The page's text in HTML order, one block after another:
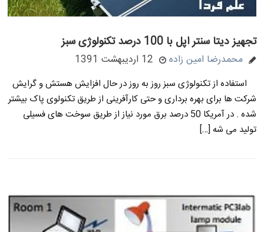
تجهیز دیتا سنتر اپل با 100 درصد تکنولوژی سبز
محمدرضا امین زاده 12 اردیبهشت 1391
استفاده از تکنولوژی سبز روز به روز در حال افزایش هستش و گرایش
شرکت ها برای بهره برداری و حتی کارآفرینی از طریق تکنولوی پاک بیشتر
شده . در آمریکا 50 درصد برق مورد نیاز از طریق سوخت های فسیلی
تولید می شه […]